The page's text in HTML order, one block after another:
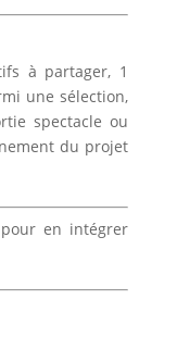
à partager, 1
une sélection,
spectacle ou
du projet
en intégrer